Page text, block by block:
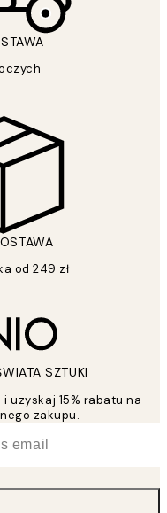
od 249 zł
SZTUKI
uzyskaj 15% rabatu na
zakupu.